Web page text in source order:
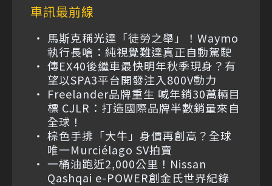
車訊最前線
馬斯克稱光達「徒勞之舉」！Waymo
執行長嗆：純視覺難達真正自動駕駛
傳EX40後繼車最快明年秋季現身？有
望以SPA3平台開發注入800V動力
Freelander品牌重生 喊年銷30萬輛目
標 CJLR：打造國際品牌半數銷量來自
全球！
棕色手排「大牛」身價再創高？全球
唯一Murciélago SV拍賣
一桶油跑近2,000公里！Nissan
Qashqai e-POWER創金氏世界紀錄